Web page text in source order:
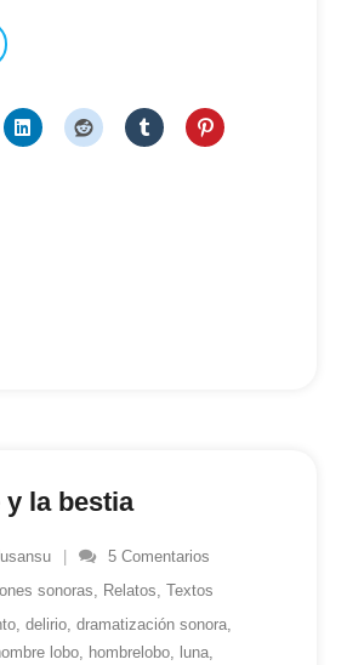
la bestia
5 Comentarios
sonoras, Relatos, Textos
, delirio, dramatización sonora,
lobo, hombrelobo, luna,